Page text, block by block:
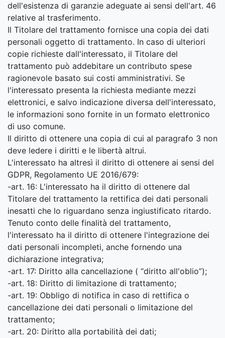
dell'esistenza di garanzie adeguate ai sensi dell'art. 46
relative al trasferimento.
Il Titolare del trattamento fornisce una copia dei dati
personali oggetto di trattamento. In caso di ulteriori
copie richieste dall'interessato, il Titolare del
trattamento può addebitare un contributo spese
ragionevole basato sui costi amministrativi. Se
l'interessato presenta la richiesta mediante mezzi
elettronici, e salvo indicazione diversa dell'interessato,
le informazioni sono fornite in un formato elettronico
di uso comune.
Il diritto di ottenere una copia di cui al paragrafo 3 non
deve ledere i diritti e le libertà altrui.
L'interessato ha altresì il diritto di ottenere ai sensi del
GDPR, Regolamento UE 2016/679:
-art. 16: L'interessato ha il diritto di ottenere dal
Titolare del trattamento la rettifica dei dati personali
inesatti che lo riguardano senza ingiustificato ritardo.
Tenuto conto delle finalità del trattamento,
l'interessato ha il diritto di ottenere l'integrazione dei
dati personali incompleti, anche fornendo una
dichiarazione integrativa;
-art. 17: Diritto alla cancellazione ( “diritto all'oblio”);
-art. 18: Diritto di limitazione di trattamento;
-art. 19: Obbligo di notifica in caso di rettifica o
cancellazione dei dati personali o limitazione del
trattamento;
-art. 20: Diritto alla portabilità dei dati;